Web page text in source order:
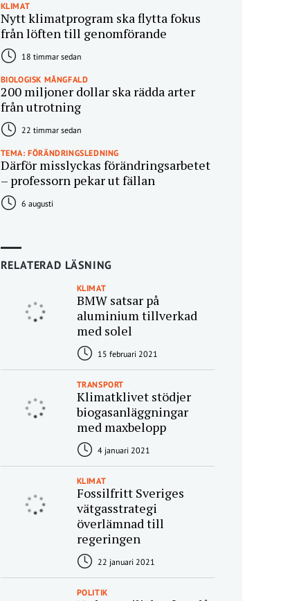
KLIMAT
Nytt klimatprogram ska flytta fokus
från löften till genomförande
18 timmar sedan
BIOLOGISK MÅNGFALD
200 miljoner dollar ska rädda arter
från utrotning
22 timmar sedan
TEMA: FÖRÄNDRINGSLEDNING
Därför misslyckas förändringsarbetet
– professorn pekar ut fällan
6 augusti
RELATERAD LÄSNING
KLIMAT
BMW satsar på
aluminium tillverkad
med solel
15 februari 2021
TRANSPORT
Klimatklivet stödjer
biogasanläggningar
med maxbelopp
4 januari 2021
KLIMAT
Fossilfritt Sveriges
vätgasstrategi
överlämnad till
regeringen
22 januari 2021
POLITIK